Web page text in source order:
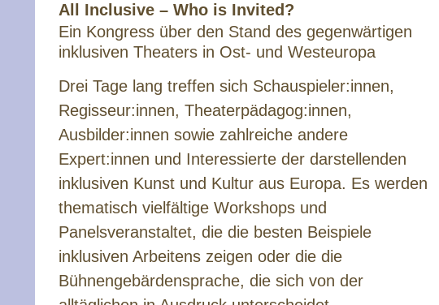
All Inclusive – Who is Invited?
Ein Kongress über den Stand des gegenwärtigen
inklusiven Theaters in Ost- und Westeuropa
Drei Tage lang treffen sich Schauspieler:innen,
Regisseur:innen, Theaterpädagog:innen,
Ausbilder:innen sowie zahlreiche andere
Expert:innen und Interessierte der darstellenden
inklusiven Kunst und Kultur aus Europa. Es werden
thematisch vielfältige Workshops und
Panelsveranstaltet, die die besten Beispiele
inklusiven Arbeitens zeigen oder die die
Bühnengebärdensprache, die sich von der